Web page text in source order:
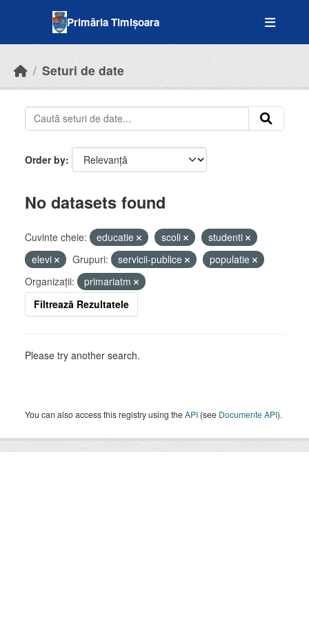
Primăria Timișoara
Seturi de date
Order by
No datasets found
Cuvinte cheie: educatie scoli
studenti
elevi
Grupuri: servicii-publice
populatie
Organizații:
primariatm
Filtrează Rezultatele
Please try another search.
You can also access this registry using theAPI (see Documente API).